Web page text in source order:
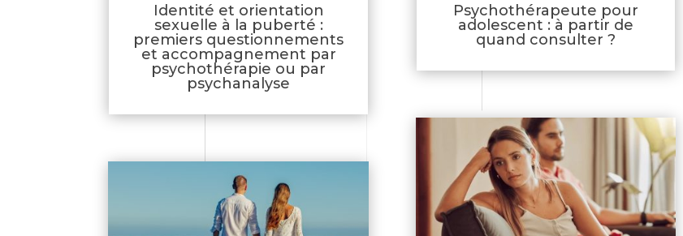
Identité et orientation
sexuelle à la puberté :
premiers questionnements
et accompagnement par
psychothérapie ou par
psychanalyse
Psychothérapeute pour
adolescent : à partir de
quand consulter ?